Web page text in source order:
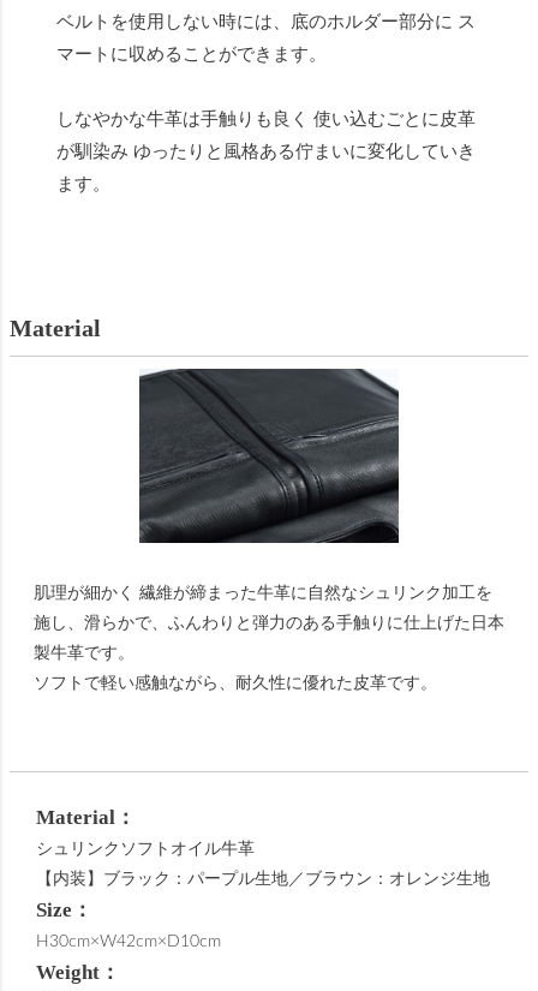
ベルトを使用しない時には、底のホルダー部分に ス
マートに収めることができます。
しなやかな牛革は手触りも良く 使い込むごとに皮革
が馴染み ゆったりと風格ある佇まいに変化していき
ます。
Material
肌理が細かく 繊維が締まった牛革に自然なシュリンク加工を
施し、滑らかで、ふんわりと弾力のある手触りに仕上げた日本
製牛革です。
ソフトで軽い感触ながら、耐久性に優れた皮革です。
Material：
シュリンクソフトオイル牛革
【内装】ブラック：パープル生地／ブラウン：オレンジ生地
Size：
H30cm×W42cm×D10cm
Weight：